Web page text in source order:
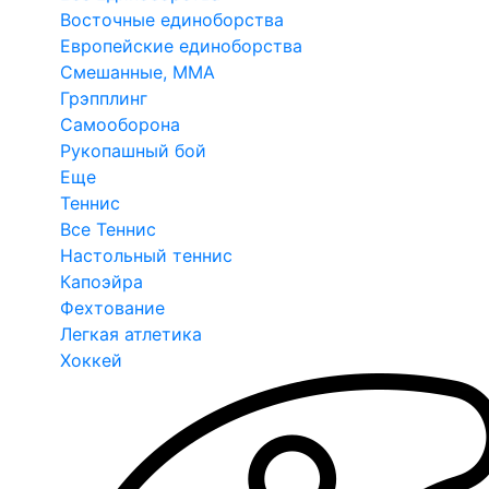
Восточные единоборства
Европейские единоборства
Смешанные, ММА
Грэпплинг
Самооборона
Рукопашный бой
Еще
Теннис
Все Теннис
Настольный теннис
Капоэйра
Фехтование
Легкая атлетика
Хоккей